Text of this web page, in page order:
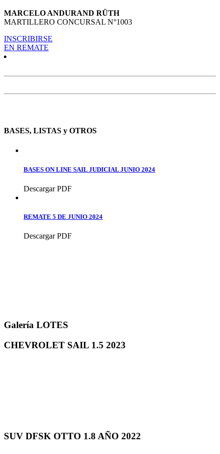
MARCELO ANDURAND RÜTH
MARTILLERO CONCURSAL N°1003
INSCRIBIRSE
EN REMATE
BASES, LISTAS y OTROS
BASES ON LINE SAIL JUDICIAL JUNIO 2024
Descargar PDF
REMATE 5 DE JUNIO 2024
Descargar PDF
Galería LOTES
CHEVROLET SAIL 1.5 2023
SUV DFSK OTTO 1.8 AÑO 2022